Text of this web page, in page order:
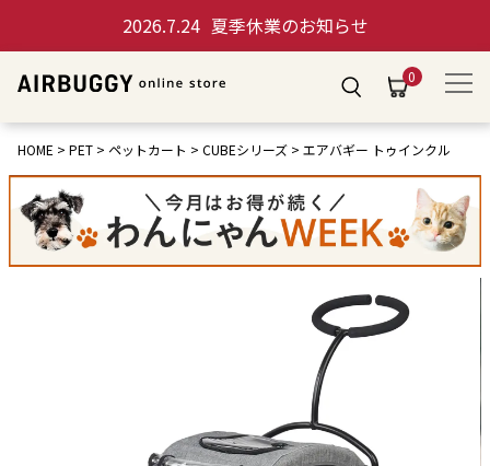
2026.7.24 夏季休業のお知らせ
0
HOME PET ペットカート CUBEシリーズ エアバギー トゥインクル